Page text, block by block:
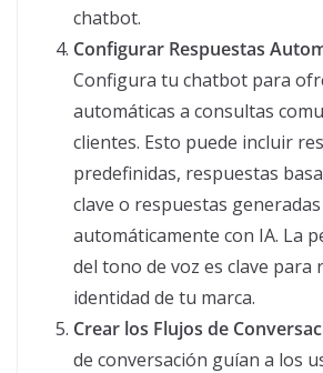
chatbot.
Configurar Respuestas
Configura tu chatbot para
automáticas a consultas
clientes. Esto puede incluir
predefinidas, respuestas
clave o respuestas generadas
automáticamente con IA. La
del tono de voz es clave para
identidad de tu marca.
Crear los Flujos de
de conversación guían a los